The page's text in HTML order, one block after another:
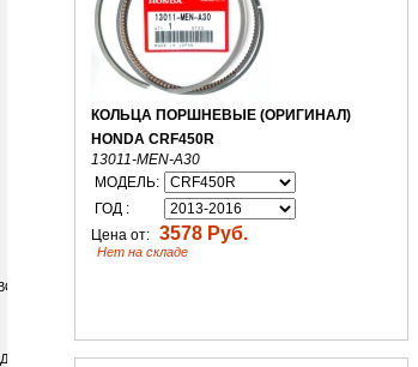
КОЛЬЦА ПОРШНЕВЫЕ (ОРИГИНАЛ)
HONDA CRF450R
13011-MEN-A30
МОДЕЛЬ:
ГОД :
Цена от: 3578 Руб.
Нет на складе